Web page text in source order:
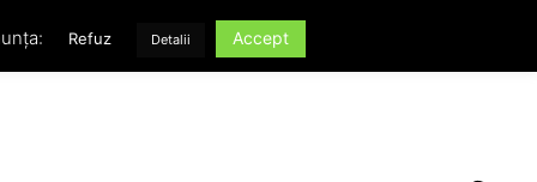
Refuz Detalii Accept